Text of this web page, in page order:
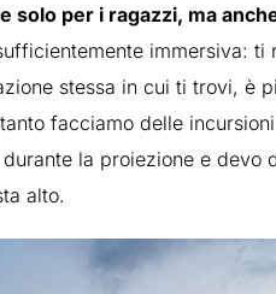
solo per i ragazzi, ma
immersiva: ti
stessa in cui ti trovi, è
facciamo delle
la proiezione e devo
alto.